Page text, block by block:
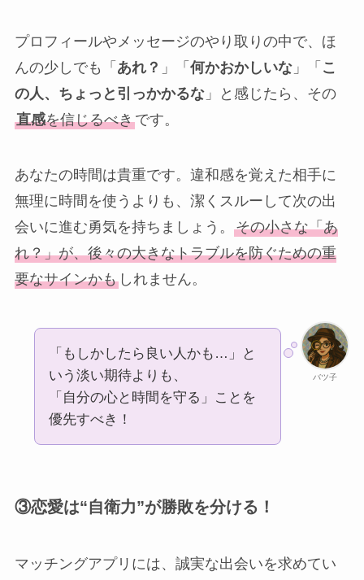
プロフィールやメッセージのやり取りの中で、ほ
んの少しでも「 あれ？ 」「 何かおかしいな」「 こ
の人、ちょっと引っかかるな」と感じたら、その
直感を信じるべきです。
あなたの時間は貴重です。違和感を覚えた相手に
無理に時間を使うよりも、潔くスルーして次の出
会いに進む勇気を持ちましょう。 その小さな「あ
れ？」が、後々の大きなトラブルを防ぐための重
要なサインかもしれません。
バツ子
「もしかしたら良い人かも…」と
いう淡い期待よりも、
「自分の心と時間を守る」ことを
優先すべき！
③恋愛は“自衛力”が勝敗を分ける！
マッチングアプリには、誠実な出会いを求めてい